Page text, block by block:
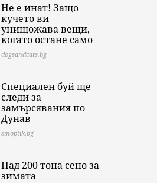
Не е инат! Защо
кучето ви
унищожава вещи,
когато остане само
dogsandcats.bg
Специален буй ще
следи за
замърсявания по
Дунав
sinoptik.bg
Над 200 тона сено за
зимата